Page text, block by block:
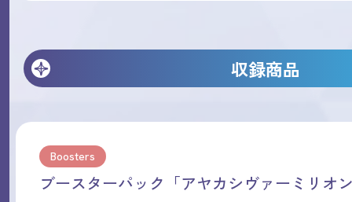
収録商品
Boosters
ブースターパック「アヤカシヴァーミリオ